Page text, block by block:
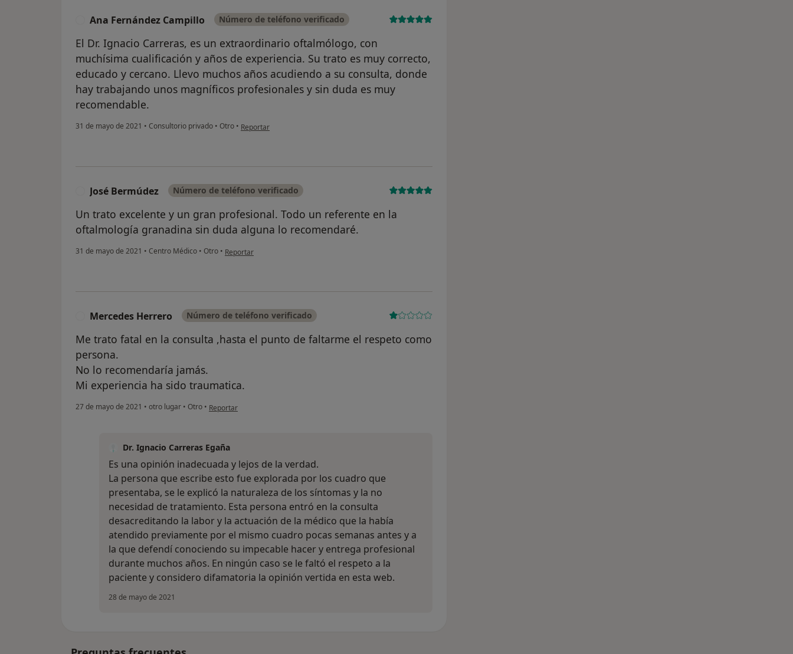
Ana Fernández Campillo Número de teléfono verificado
El Dr. Ignacio Carreras, es un extraordinario oftalmólogo, con
muchísima cualificación y años de experiencia. Su trato es muy correcto,
educado y cercano. Llevo muchos años acudiendo a su consulta, donde
hay trabajando unos magníficos profesionales y sin duda es muy
recomendable.
31 de mayo de 2021 • Consultorio privado • Otro • en opinión del usuario Ana Fernández Campillo
Reportar
José Bermúdez Número de teléfono verificado
Un trato excelente y un gran profesional. Todo un referente en la
oftalmología granadina sin duda alguna lo recomendaré.
31 de mayo de 2021 • Centro Médico • Otro • en opinión del usuario José Bermúdez
Reportar
Mercedes Herrero Número de teléfono verificado
Me trato fatal en la consulta ,hasta el punto de faltarme el respeto como
persona.
No lo recomendaría jamás.
Mi experiencia ha sido traumatica.
27 de mayo de 2021 • otro lugar • Otro • en opinión del usuario Mercedes Herrero
Reportar
Dr. Ignacio Carreras Egaña
Es una opinión inadecuada y lejos de la verdad.
La persona que escribe esto fue explorada por los cuadro que
presentaba, se le explicó la naturaleza de los síntomas y la no
necesidad de tratamiento. Esta persona entró en la consulta
desacreditando la labor y la actuación de la médico que la había
atendido previamente por el mismo cuadro pocas semanas antes y a
la que defendí conociendo su impecable hacer y entrega profesional
durante muchos años. En ningún caso se le faltó el respeto a la
paciente y considero difamatoria la opinión vertida en esta web.
28 de mayo de 2021